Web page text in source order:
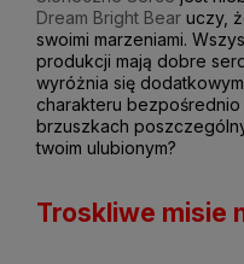
Troskliwe misie
Dream Bright Bear uczy,
swoimi marzeniami.
produkcji mają dobre
wyróżnia się
charakteru
brzuszkach
twoim ulubionym?